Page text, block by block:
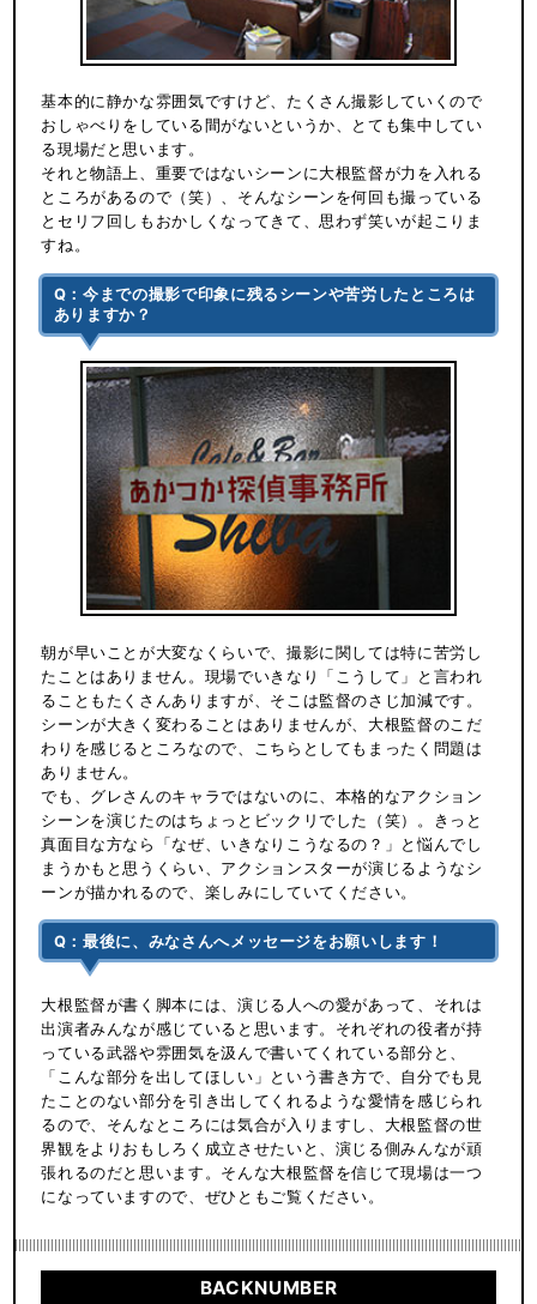
基本的に静かな雰囲気ですけど、たくさん撮影していくので
おしゃべりをしている間がないというか、とても集中してい
る現場だと思います。
それと物語上、重要ではないシーンに大根監督が力を入れる
ところがあるので（笑）、そんなシーンを何回も撮っている
とセリフ回しもおかしくなってきて、思わず笑いが起こりま
すね。
Q：今までの撮影で印象に残るシーンや苦労したところは
ありますか？
朝が早いことが大変なくらいで、撮影に関しては特に苦労し
たことはありません。現場でいきなり「こうして」と言われ
ることもたくさんありますが、そこは監督のさじ加減です。
シーンが大きく変わることはありませんが、大根監督のこだ
わりを感じるところなので、こちらとしてもまったく問題は
ありません。
でも、グレさんのキャラではないのに、本格的なアクション
シーンを演じたのはちょっとビックリでした（笑）。きっと
真面目な方なら「なぜ、いきなりこうなるの？」と悩んでし
まうかもと思うくらい、アクションスターが演じるようなシ
ーンが描かれるので、楽しみにしていてください。
Q：最後に、みなさんへメッセージをお願いします！
大根監督が書く脚本には、演じる人への愛があって、それは
出演者みんなが感じていると思います。それぞれの役者が持
っている武器や雰囲気を汲んで書いてくれている部分と、
「こんな部分を出してほしい」という書き方で、自分でも見
たことのない部分を引き出してくれるような愛情を感じられ
るので、そんなところには気合が入りますし、大根監督の世
界観をよりおもしろく成立させたいと、演じる側みんなが頑
張れるのだと思います。そんな大根監督を信じて現場は一つ
になっていますので、ぜひともご覧ください。
BACKNUMBER